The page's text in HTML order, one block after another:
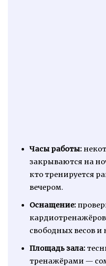
Часы работы:
закрываются на
кто тренируется
вечером.
Оснащение:
свободных весов
Площадь зала:
тренажёрами —